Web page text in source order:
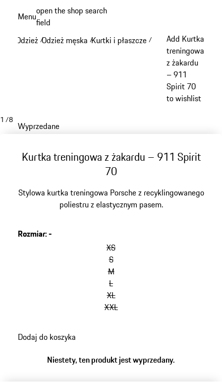
zawartości
Menuopen the shop search
field
Odzież /Odzież męska /Kurtki i płaszcze /
Add Kurtka
treningowa
z żakardu
– 911
Spirit 70
to wishlist
1 /8
Wyprzedane
Kurtka treningowa z żakardu – 911 Spirit
70
Stylowa kurtka treningowa Porsche z recyklingowanego
poliestru z elastycznym pasem.
Rozmiar:-
XS
S
M
L
XL
XXL
Dodaj do koszyka
Niestety, ten produkt jest wyprzedany.